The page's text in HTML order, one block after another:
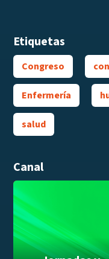
Etiquetas
Congreso
Enfermería
salud
Canal